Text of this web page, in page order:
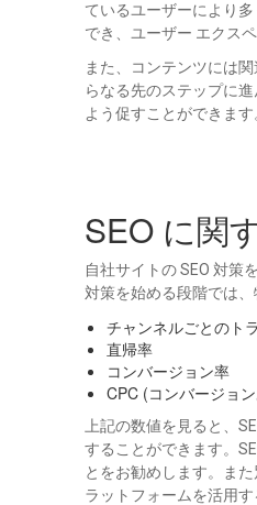
ているユーザーにより
でき、ユーザー エクス
また、コンテンツには
らなる先のステップに
よう促すことができま
SEO に関
自社サイトの SEO 対策
対策を始める段階では
チャンネルごとのト
直帰率
コンバージョン率
CPC (コンバージョ
上記の数値を見ると、
することができます。
とをお勧めします。ま
ラットフォームを活用す